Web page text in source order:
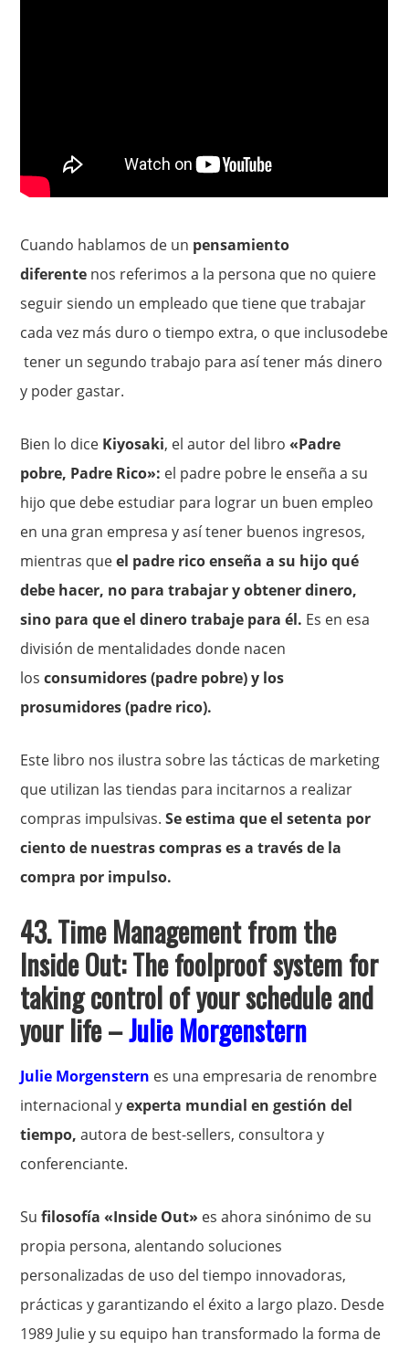
Cuando hablamos de un pensamiento
diferente nos referimos a la persona que no quiere
seguir siendo un empleado que tiene que trabajar
cada vez más duro o tiempo extra, o que inclusodebe
tener un segundo trabajo para así tener más dinero
y poder gastar.
Bien lo dice Kiyosaki, el autor del libro «Padre
pobre, Padre Rico»: el padre pobre le enseña a su
hijo que debe estudiar para lograr un buen empleo
en una gran empresa y así tener buenos ingresos,
mientras queel padre rico enseña a su hijo qué
debe hacer, no para trabajar y obtener dinero,
sino para que el dinero trabaje para él. Es en esa
división de mentalidades donde nacen
losconsumidores (padre pobre) y los
prosumidores (padre rico).
Este libro nos ilustra sobre las tácticas de marketing
que utilizan las tiendas para incitarnos a realizar
compras impulsivas.Se estima que el setenta por
ciento de nuestras compras es a través de la
compra por impulso.
43.Time Management from the
Inside Out: The foolproof system for
taking control of your schedule and
your life –Julie Morgenstern
Julie Morgenstern es una empresaria de renombre
internacional yexperta mundial en gestión del
tiempo, autora de best-sellers, consultora y
conferenciante.
Sufilosofía «Inside Out» es ahora sinónimo de su
propia persona, alentando soluciones
personalizadas de uso del tiempo innovadoras,
prácticas y garantizando el éxito a largo plazo. Desde
1989 Julie y su equipo han transformado la forma de